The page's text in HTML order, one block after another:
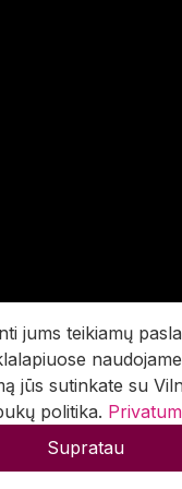
jums teikiamų
jūs sutinkate su
politika.
Supratau